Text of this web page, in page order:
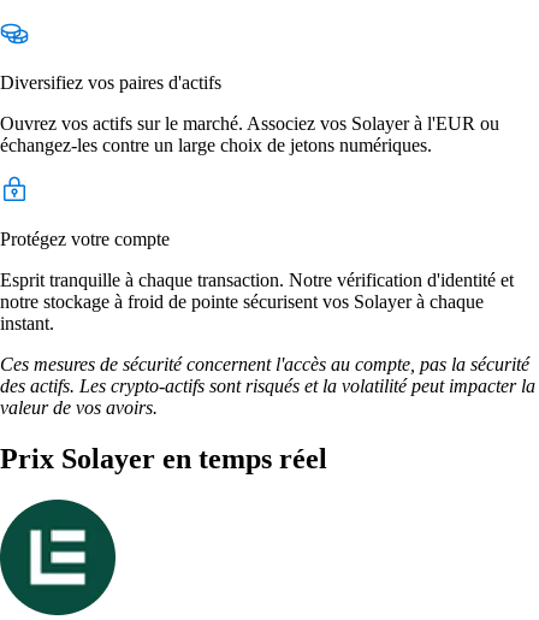
Diversifiez vos paires d'actifs
Ouvrez vos actifs sur le marché. Associez vos Solayer à l'EUR ou
échangez-les contre un large choix de jetons numériques.
Protégez votre compte
Esprit tranquille à chaque transaction. Notre vérification d'identité et
notre stockage à froid de pointe sécurisent vos Solayer à chaque
instant.
Ces mesures de sécurité concernent l'accès au compte, pas la sécurité
des actifs. Les crypto-actifs sont risqués et la volatilité peut impacter la
valeur de vos avoirs.
Prix Solayer en temps réel